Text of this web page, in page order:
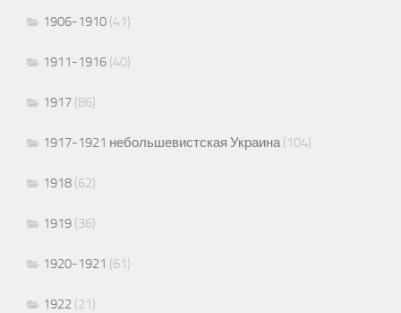
1906-1910 (41)
1911-1916 (40)
1917 (86)
1917-1921 небольшевистская Украина(104)
1918 (62)
1919 (36)
1920-1921 (61)
1922 (21)